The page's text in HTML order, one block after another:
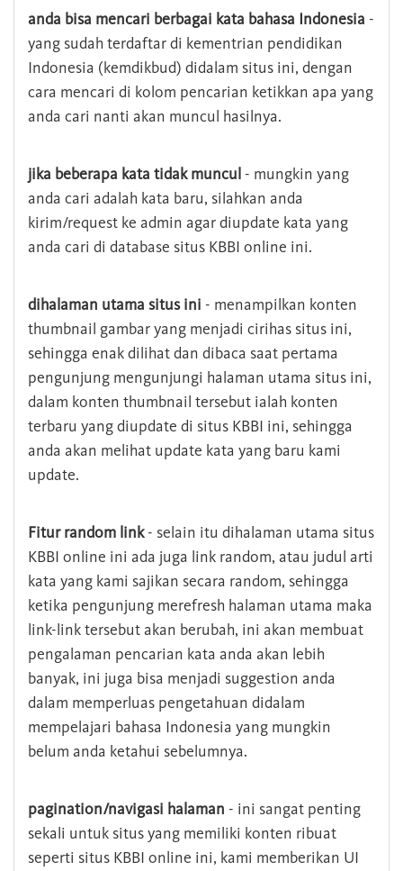
anda bisa mencari berbagai kata bahasa Indonesia -
yang sudah terdaftar di kementrian pendidikan
Indonesia (kemdikbud) didalam situs ini, dengan
cara mencari di kolom pencarian ketikkan apa yang
anda cari nanti akan muncul hasilnya.
jika beberapa kata tidak muncul - mungkin yang
anda cari adalah kata baru, silahkan anda
kirim/request ke admin agar diupdate kata yang
anda cari di database situs KBBI online ini.
dihalaman utama situs ini - menampilkan konten
thumbnail gambar yang menjadi cirihas situs ini,
sehingga enak dilihat dan dibaca saat pertama
pengunjung mengunjungi halaman utama situs ini,
dalam konten thumbnail tersebut ialah konten
terbaru yang diupdate di situs KBBI ini, sehingga
anda akan melihat update kata yang baru kami
update.
Fitur random link- selain itu dihalaman utama situs
KBBI online ini ada juga link random, atau judul arti
kata yang kami sajikan secara random, sehingga
ketika pengunjung merefresh halaman utama maka
link-link tersebut akan berubah, ini akan membuat
pengalaman pencarian kata anda akan lebih
banyak, ini juga bisa menjadi suggestion anda
dalam memperluas pengetahuan didalam
mempelajari bahasa Indonesia yang mungkin
belum anda ketahui sebelumnya.
pagination/navigasi halaman - ini sangat penting
sekali untuk situs yang memiliki konten ribuat
seperti situs KBBI online ini, kami memberikan UI